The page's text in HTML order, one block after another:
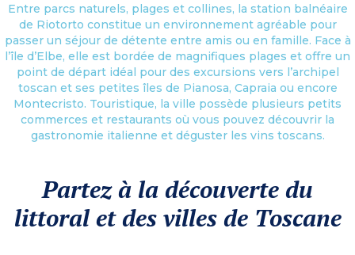
Entre parcs naturels, plages et collines, la station balnéaire
de Riotorto constitue un environnement agréable pour
passer un séjour de détente entre amis ou en famille. Face à
l’île d’Elbe, elle est bordée de magnifiques plages et offre un
point de départ idéal pour des excursions vers l’archipel
toscan et ses petites îles de Pianosa, Capraia ou encore
Montecristo. Touristique, la ville possède plusieurs petits
commerces et restaurants où vous pouvez découvrir la
gastronomie italienne et déguster les vins toscans.
Partez à la découverte du
littoral et des villes de Toscane